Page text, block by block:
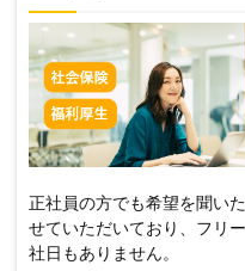
正社員の方でも希望を聞い
せていただいており、フリ
社日もありません。